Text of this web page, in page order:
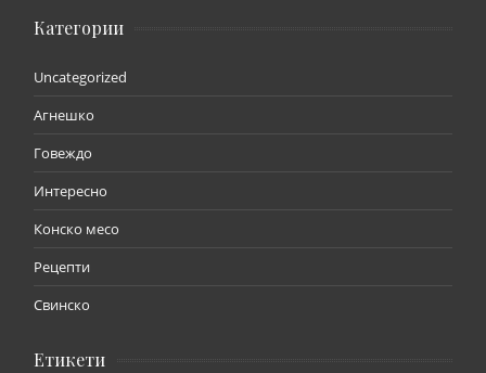
Категории
Uncategorized
Агнешко
Говеждо
Интересно
Конско месо
Рецепти
Свинско
Етикети